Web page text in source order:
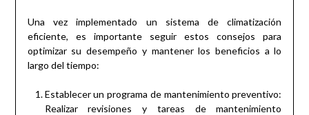
Una vez implementado un sistema de climatización
eficiente, es importante seguir estos consejos para
optimizar su desempeño y mantener los beneficios a lo
largo del tiempo:
Establecer un programa de mantenimiento preventivo:
Realizar revisiones y tareas de mantenimiento